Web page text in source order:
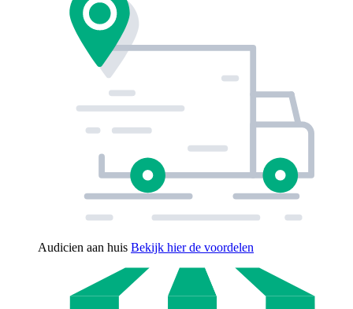
Audicien aan huis Bekijk hier de voordelen